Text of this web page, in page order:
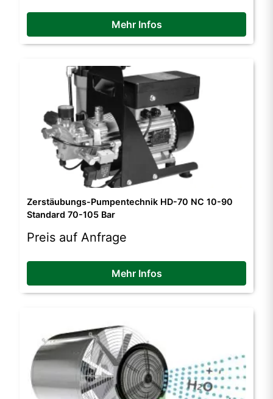
Mehr Infos
Zerstäubungs-Pumpentechnik HD-70 NC 10-90
Standard 70-105 Bar
Preis auf Anfrage
Mehr Infos